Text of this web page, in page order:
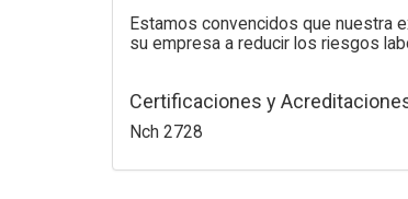
Estamos convencidos que nuestra
su empresa a reducir los riesgos
Certificaciones y
Nch 2728
Precios reales y qué
cada opción
y manejo de
Chile?